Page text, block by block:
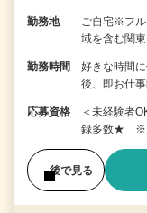
勤務地
ご自宅※フ
域を含む関
勤務時間
好きな時間
後、即お仕
応募資格
＜未経験者
録多数★ ※ス
後で見る